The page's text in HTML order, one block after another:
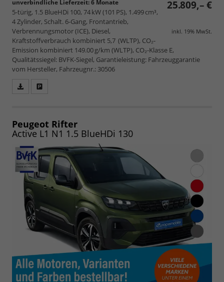
25.809,– €
inkl. 19% MwSt.
unverbindliche Lieferzeit:6 Monate
5-türig, 1.5 BlueHDi 100, 74 kW (101 PS), 1.499 cm³,
4 Zylinder, Schalt. 6-Gang, Frontantrieb,
Verbrennungsmotor (ICE), Diesel,
Kraftstoffverbrauch kombiniert 5,7 (WLTP), CO₂-
Emission kombiniert 149.00 g/km (WLTP), CO₂-Klasse E,
Qualitätssiegel: BVFK-Siegel, Garantieleistung: Fahrzeuggarantie
vom Hersteller, Fahrzeugnr.: 30506
speichern/drucken
Peugeot Rifter
Active L1 N1 1.5 BlueHDi 130